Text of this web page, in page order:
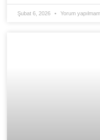
Şubat 6, 2026 Yorum